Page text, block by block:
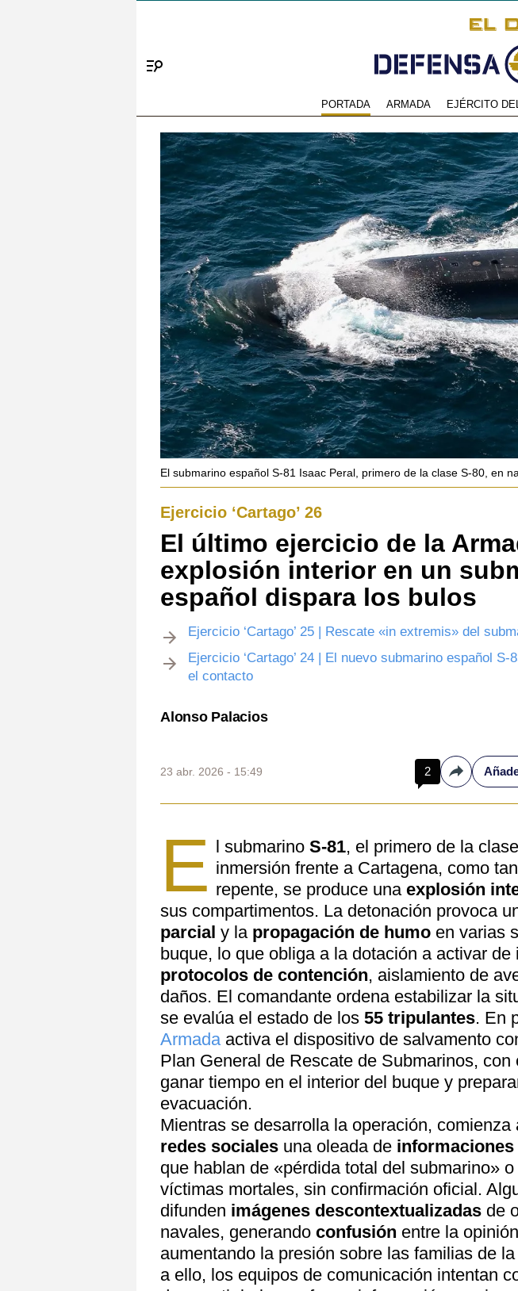
PORTADA ARMADA EJÉRCITO
El submarino español S-81 Isaac Peral, primero de la clase S-80, en
Ejercicio ‘Cartago’ 26
El último ejercicio de la
explosión interior en un
español dispara los bulos
Ejercicio ‘Cartago’ 25 | Rescate «in extremis» del
Ejercicio ‘Cartago’ 24 | El nuevo submarino español
el contacto
Alonso Palacios
23 abr. 2026 - 15:49 2 Compartir
E l submarinoS-81, el primero de la
inmersión frente a Cartagena, como
repente, se produce unaexplosión
sus compartimentos. La detonación provoca
parcial y la propagación de humo en varias
buque, lo que obliga a la dotación a activar de
protocolos de contención, aislamiento de
daños. El comandante ordena estabilizar la
se evalúa el estado de los 55 tripulantes. En
Armadaactiva el dispositivo de salvamento
Plan General de Rescate de Submarinos, con
ganar tiempo en el interior del buque y
evacuación.
Mientras se desarrolla la operación, comienza
redes sociales una oleada de
que hablan de «pérdida total del submarino»
víctimas mortales, sin confirmación oficial.
difunden imágenes descontextualizadas de
navales, generando confusión entre la
aumentando la presión sobre las familias de
a ello, los equipos de comunicación intentan